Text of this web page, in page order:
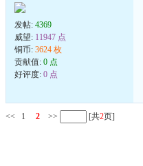
发帖: 4369
威望: 11947 点
铜币: 3624 枚
贡献值: 0 点
好评度: 0 点
<< 1 2 >> [共2页]